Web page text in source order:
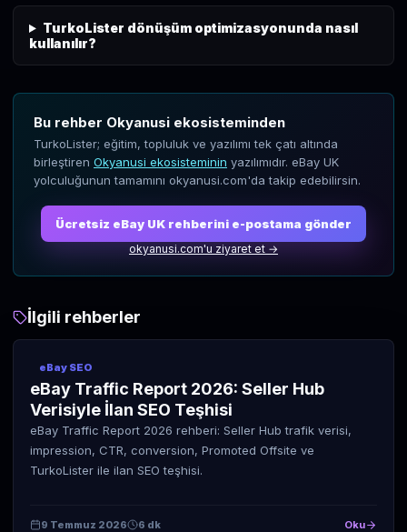
TurkoLister dönüşüm optimizasyonunda nasıl
kullanılır?
Bu rehber Okyanusi ekosisteminden
TurkoLister; eğitim, topluluk ve yazılımı tek çatı altında
birleştiren Okyanusi ekosisteminin yazılımıdır. eBay UK
yolculuğunun tamamını okyanusi.com'da takip edebilirsin.
Ücretsiz eBay UK rehberini e-postama gönder
okyanusi.com'u ziyaret et →
İlgili rehberler
eBay SEO
eBay Traffic Report 2026: Seller Hub
Verisiyle İlan SEO Teşhisi
eBay Traffic Report 2026 rehberi: Seller Hub trafik verisi,
impression, CTR, conversion, Promoted Offsite ve
TurkoLister ile ilan SEO teşhisi.
9 Temmuz 2026 6 dk Oku